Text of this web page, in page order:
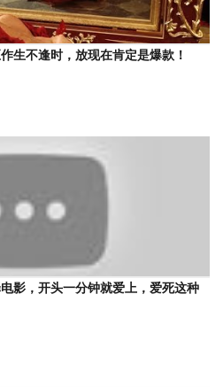
生不逢时，放现在肯定是爆款！
影，开头一分钟就爱上，爱死这种